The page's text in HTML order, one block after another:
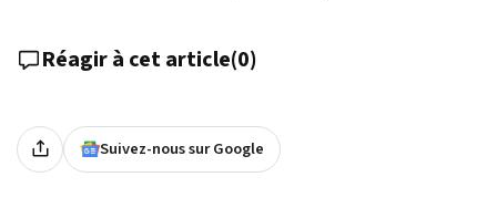
Réagir à cet article(0)
Suivez-nous sur Google